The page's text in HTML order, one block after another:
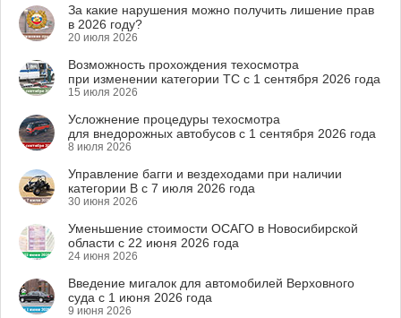
За какие нарушения можно получить лишение прав
в 2026 году?
20 июля 2026
Возможность прохождения техосмотра
при изменении категории ТС с 1 сентября 2026 года
15 июля 2026
Усложнение процедуры техосмотра
для внедорожных автобусов с 1 сентября 2026 года
8 июля 2026
Управление багги и вездеходами при наличии
категории B с 7 июля 2026 года
30 июня 2026
Уменьшение стоимости ОСАГО в Новосибирской
области с 22 июня 2026 года
24 июня 2026
Введение мигалок для автомобилей Верховного
суда с 1 июня 2026 года
9 июня 2026